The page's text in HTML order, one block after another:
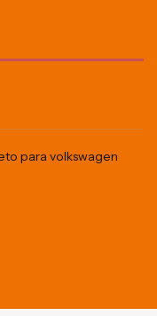
para volkswagen